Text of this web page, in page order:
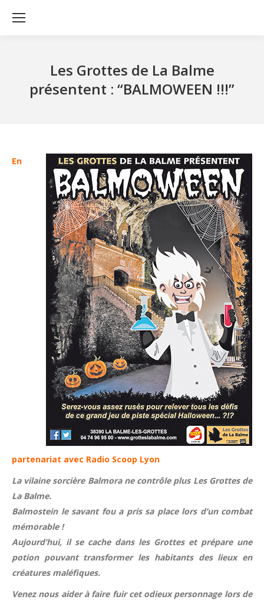
Les Grottes de La Balme
présentent : “BALMOWEEN !!!”
En
partenariat avec Radio Scoop Lyon
La vilaine sorcière Balmora ne contrôle plus Les Grottes de
La Balme.
Balmostein le savant fou a pris sa place lors d’un combat
mémorable !
Aujourd’hui, il se cache dans les Grottes et prépare une
potion pouvant transformer les habitants des lieux en
créatures maléfiques.
Venez nous aider à faire fuir cet odieux personnage lors de